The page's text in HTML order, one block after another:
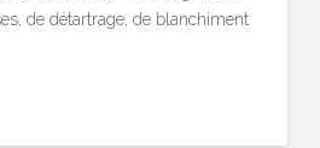
de détartrage, de blanchiment